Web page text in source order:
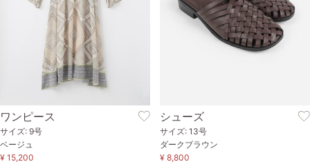
ワンピース
サイズ: 9号
ベージュ
¥ 15,200
シューズ
サイズ: 13号
ダークブラウン
¥ 8,800